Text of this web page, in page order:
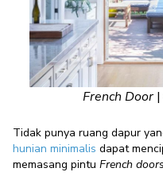
French Door |
Tidak punya ruang dapur
hunian minimalis dapat
memasang pintu French doors